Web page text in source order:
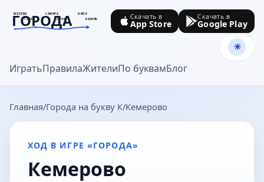
МОСКВА САМАРА
ОМСК
ТУЛА
СОЧИ КАЗАНЬ
ГОРОДА
goroda-na.ru
ИгратьПравилаЖителиПо буквамБлог
Скачать в
App Store
Скачать в
Google Play
Главная Города на букву К Кемерово
ХОД В ИГРЕ «ГОРОДА»
Кемерово